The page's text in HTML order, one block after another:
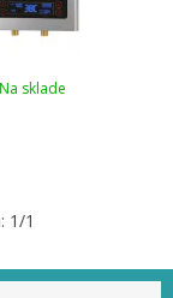
Na sklade
1/1